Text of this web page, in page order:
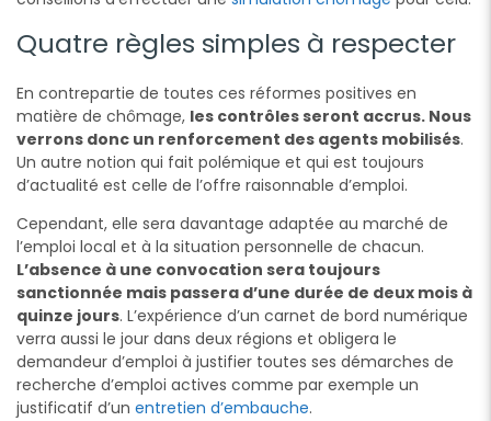
Quatre règles simples à respecter
En contrepartie de toutes ces réformes positives en
matière de chômage, les contrôles seront accrus. Nous
verrons donc un renforcement des agents mobilisés.
Un autre notion qui fait polémique et qui est toujours
d’actualité est celle de l’offre raisonnable d’emploi.
Cependant, elle sera davantage adaptée au marché de
l’emploi local et à la situation personnelle de chacun.
L’absence à une convocation sera toujours
sanctionnée mais passera d’une durée de deux mois à
quinze jours. L’expérience d’un carnet de bord numérique
verra aussi le jour dans deux régions et obligera le
demandeur d’emploi à justifier toutes ses démarches de
recherche d’emploi actives comme par exemple un
justificatif d’un entretien d’embauche.